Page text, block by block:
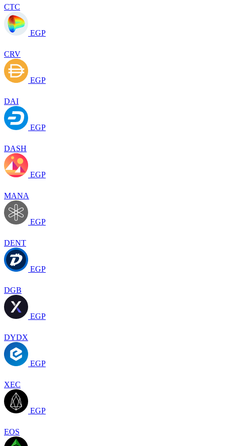
CTC
EGP
CRV
EGP
DAI
EGP
DASH
EGP
MANA
EGP
DENT
EGP
DGB
EGP
DYDX
EGP
XEC
EGP
EOS